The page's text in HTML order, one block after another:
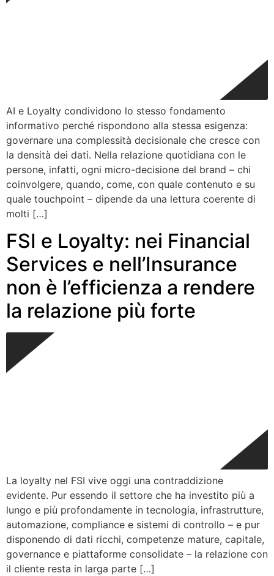
AI e Loyalty condividono lo stesso fondamento
informativo perché rispondono alla stessa esigenza:
governare una complessità decisionale che cresce con
la densità dei dati. Nella relazione quotidiana con le
persone, infatti, ogni micro-decisione del brand – chi
coinvolgere, quando, come, con quale contenuto e su
quale touchpoint – dipende da una lettura coerente di
molti […]
FSI e Loyalty: nei Financial
Services e nell’Insurance
non è l’efficienza a rendere
la relazione più forte
La loyalty nel FSI vive oggi una contraddizione
evidente. Pur essendo il settore che ha investito più a
lungo e più profondamente in tecnologia, infrastrutture,
automazione, compliance e sistemi di controllo – e pur
disponendo di dati ricchi, competenze mature, capitale,
governance e piattaforme consolidate – la relazione con
il cliente resta in larga parte […]